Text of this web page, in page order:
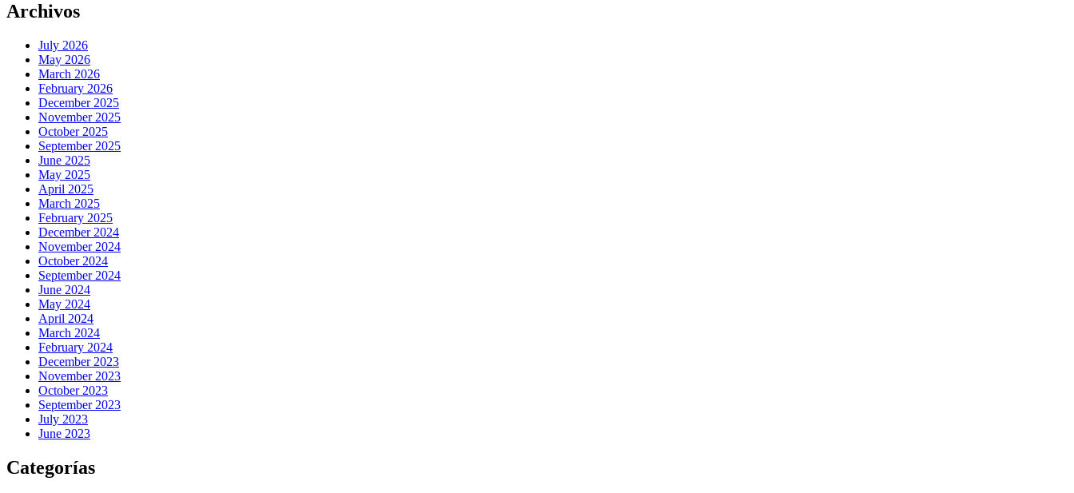
Archivos
July 2026
May 2026
March 2026
February 2026
December 2025
November 2025
October 2025
September 2025
June 2025
May 2025
April 2025
March 2025
February 2025
December 2024
November 2024
October 2024
September 2024
June 2024
May 2024
April 2024
March 2024
February 2024
December 2023
November 2023
October 2023
September 2023
July 2023
June 2023
Categorías